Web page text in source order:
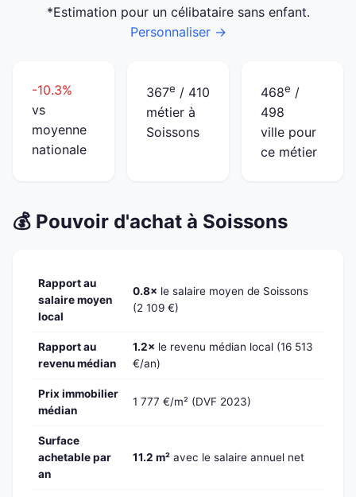
*Estimation pour un célibataire sans enfant.
Personnaliser →
-10.3%
vs
moyenne
nationale
367e / 410
métier à
Soissons
468e /
498
ville pour
ce métier
💰 Pouvoir d'achat à Soissons
Rapport au
salaire moyen
local
0.8× le salaire moyen de Soissons
(2 109 €)
Rapport au
revenu médian
1.2× le revenu médian local (16 513
€/an)
Prix immobilier
médian
1 777 €/m² (DVF 2023)
Surface
achetable par
an
11.2 m² avec le salaire annuel net